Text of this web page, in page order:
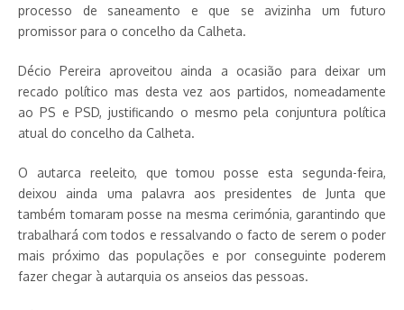
processo de saneamento e que se avizinha um futuro
promissor para o concelho da Calheta.
Décio Pereira aproveitou ainda a ocasião para deixar um
recado político mas desta vez aos partidos, nomeadamente
ao PS e PSD, justificando o mesmo pela conjuntura política
atual do concelho da Calheta.
O autarca reeleito, que tomou posse esta segunda-feira,
deixou ainda uma palavra aos presidentes de Junta que
também tomaram posse na mesma cerimónia, garantindo que
trabalhará com todos e ressalvando o facto de serem o poder
mais próximo das populações e por conseguinte poderem
fazer chegar à autarquia os anseios das pessoas.